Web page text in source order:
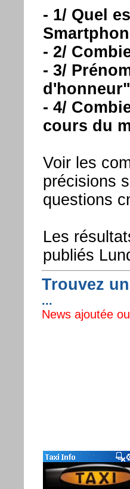
- 1/ Quel
- 2/
- 3/
- 4/
cours du
Voir les
précisions
questions
Les
publiés
Trouvez
...
News ajoutée